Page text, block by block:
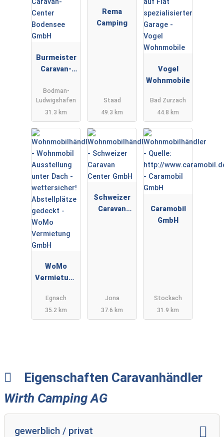
Burmeister
Caravan-
Bodensee
GmbH
Bodman-
Ludwigshafen
31.3 km
Rema
Camping
Staad
49.3 km
Vogel
Wohnmobile
Bad Zurzach
44.8 km
WoMo
Vermietung
Egnach
35.2 km
Schweizer
Caravan
Jona
37.6 km
Caramobil
GmbH
Stockach
31.9 km
Eigenschaften Caravanhändler
Wirth Camping AG
gewerblich / privat